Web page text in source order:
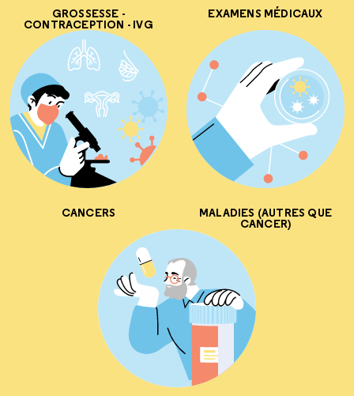
GROSSESSE -
CONTRACEPTION - IVG
EXAMENS MÉDICAUX
CANCERS MALADIES (AUTRES QUE
CANCER)